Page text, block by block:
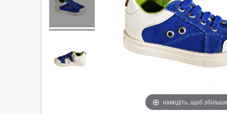
наведіть, щоб